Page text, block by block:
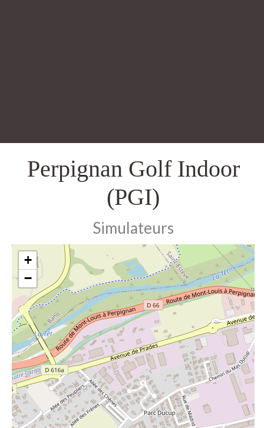
Perpignan Golf Indoor
(PGI)
Simulateurs
+
−